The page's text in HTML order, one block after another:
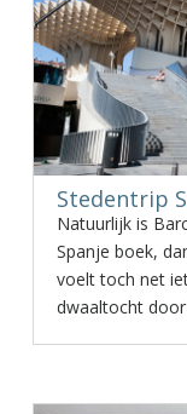
Stedentrip
Natuurlijk is
Spanje boek,
voelt toch net
dwaaltocht door